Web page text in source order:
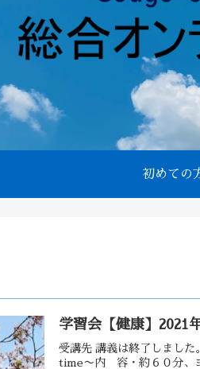
初めての
学習会【健康】2021
受講先 講義は終了しま
time〜内 容・約６０分、